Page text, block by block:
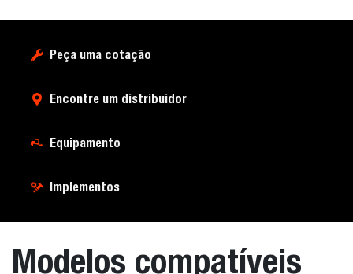
Peça uma cotação
Encontre um distribuidor
Equipamento
Implementos
Modelos compatíveis